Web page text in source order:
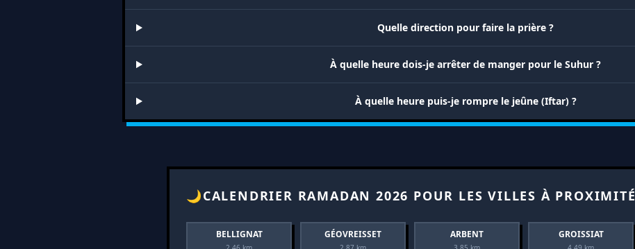
Quelle direction pour faire la prière ?
À quelle heure dois-je arrêter de manger pour le Suhur ?
À quelle heure puis-je rompre le jeûne (Iftar) ?
🌙CALENDRIER RAMADAN 2026 POUR LES VILLES À PROXIMITÉ
BELLIGNAT GÉOVREISSET ARBENT GROISSIAT